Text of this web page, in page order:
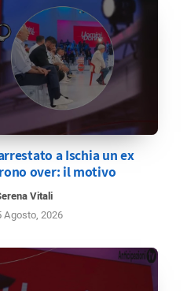
a Ischia un ex
over: il motivo
Vitali
Agosto, 2026